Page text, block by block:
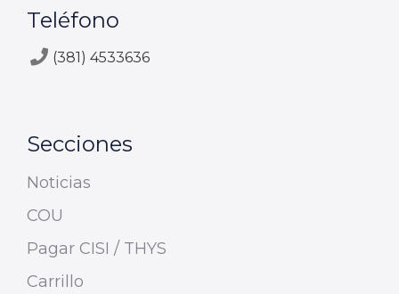
Teléfono
(381) 4533636
Secciones
Noticias
COU
Pagar CISI / THYS
Carrillo